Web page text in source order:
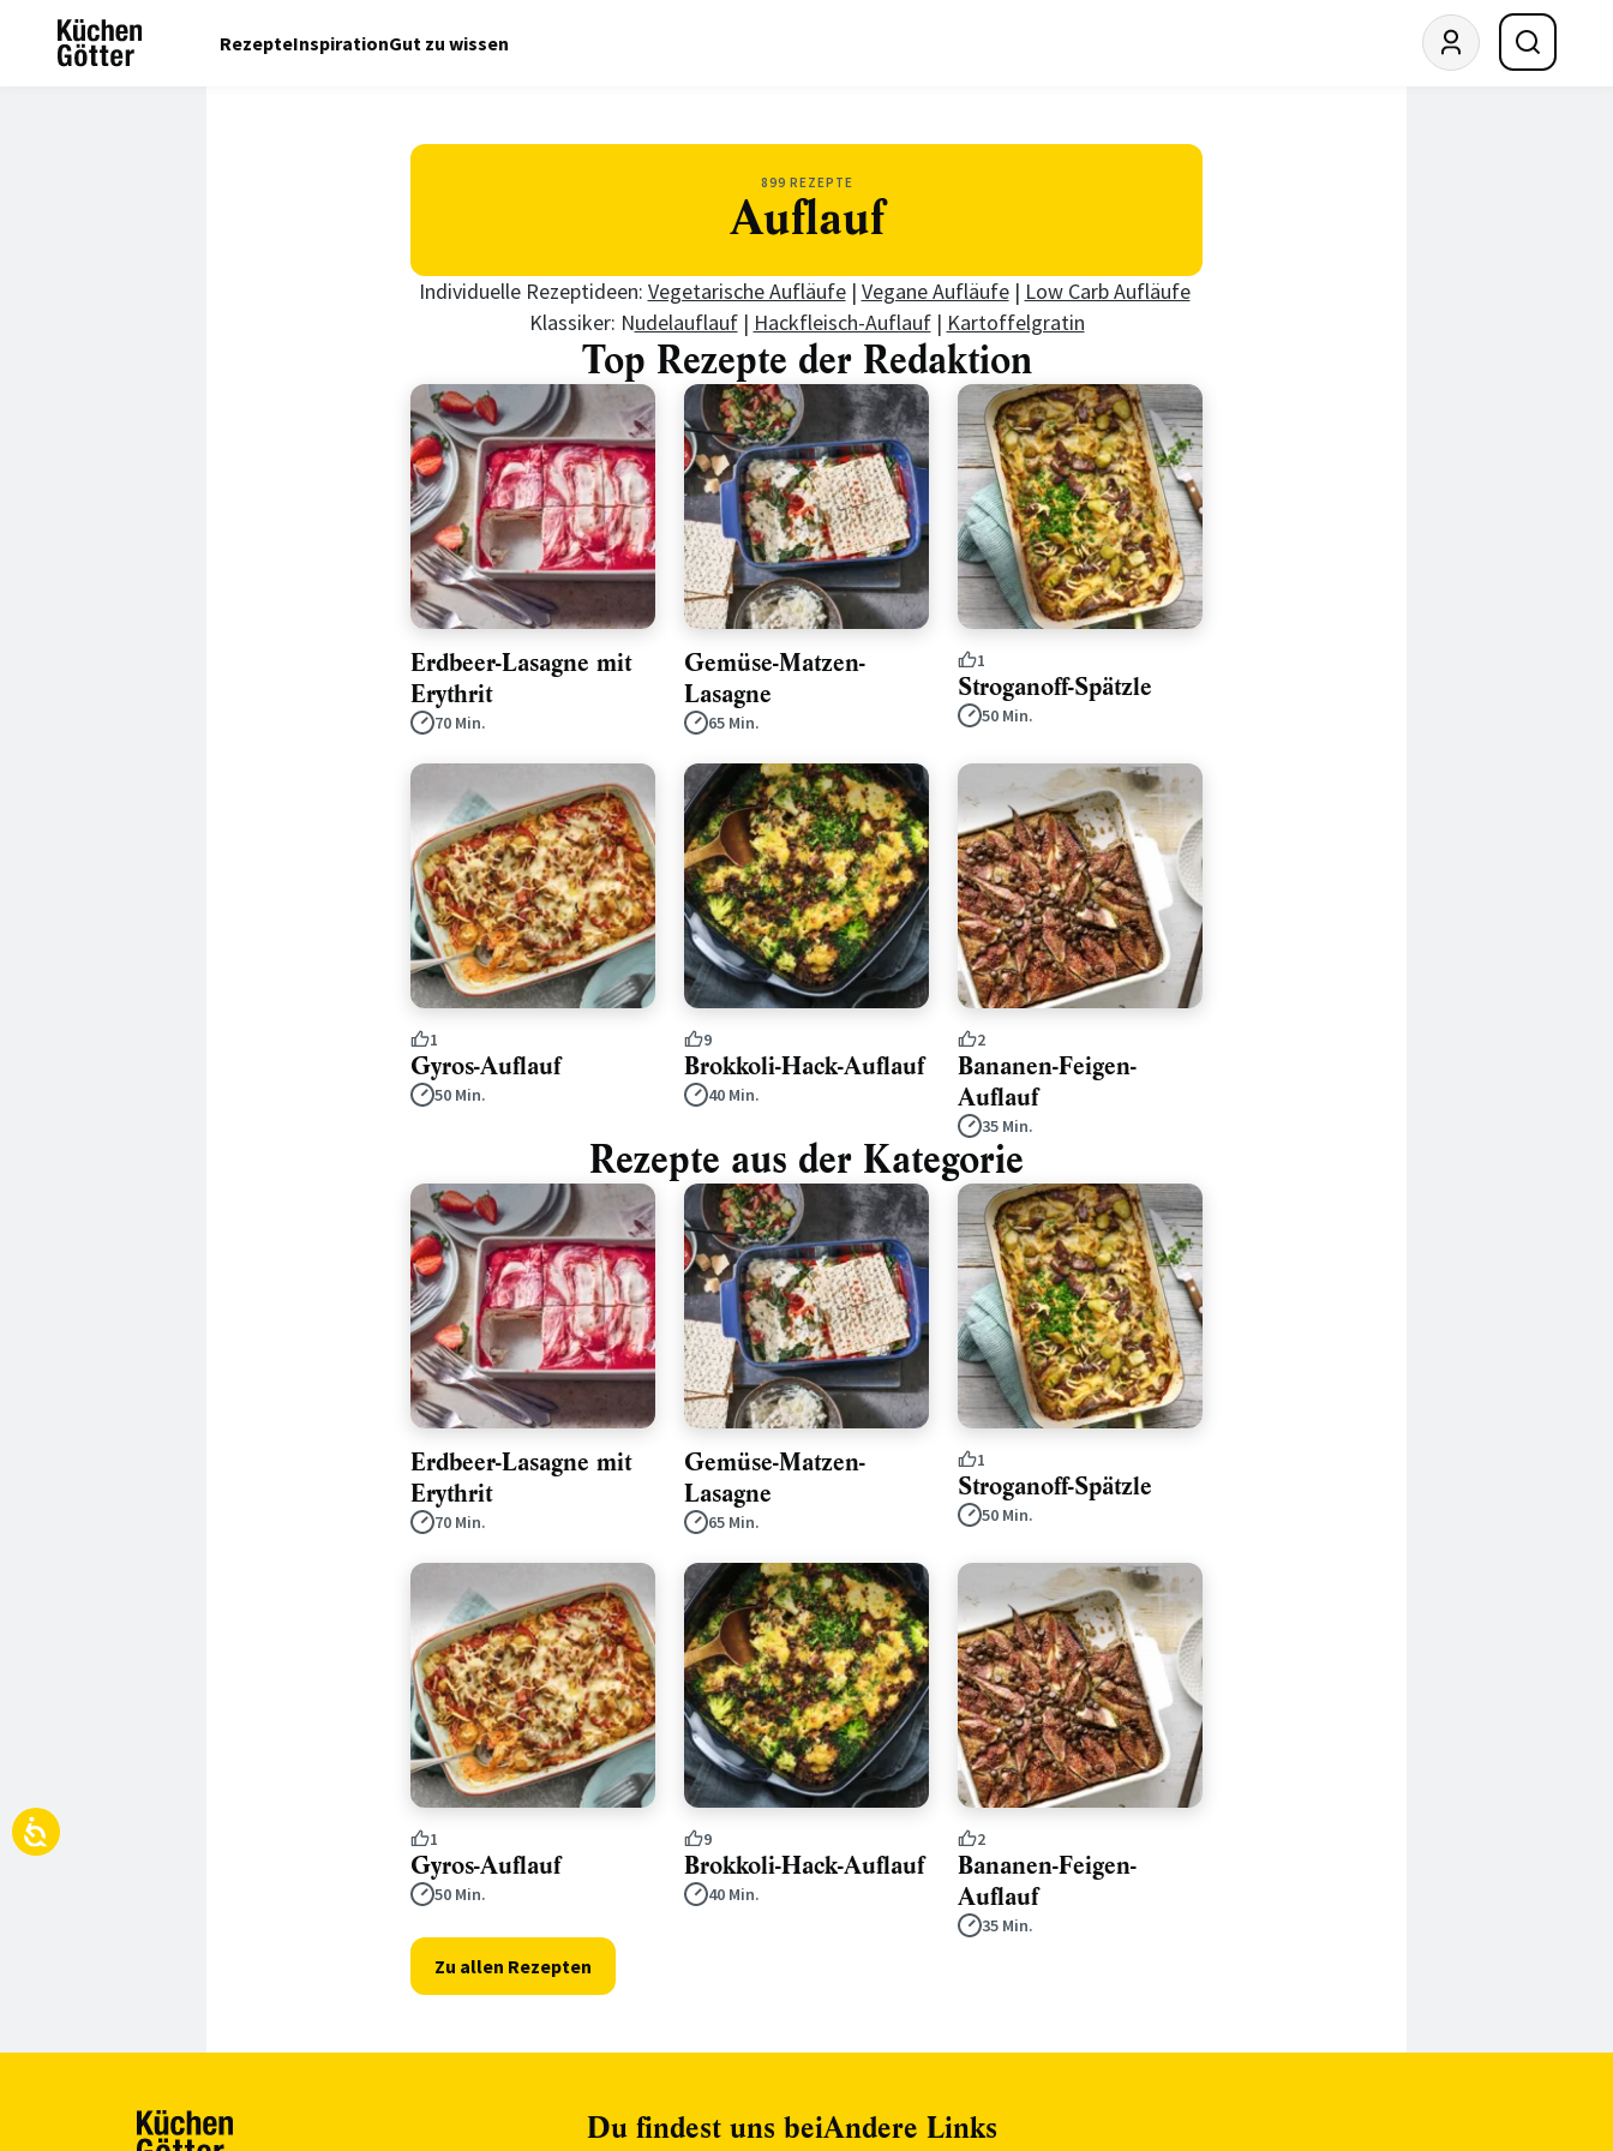
RezepteInspirationGut zu wissen
899 REZEPTE
Auflauf
Individuelle Rezeptideen: Vegetarische Aufläufe| Vegane Aufläufe| Low Carb Aufläufe
Klassiker: Nudelauflauf| Hackfleisch-Auflauf| Kartoffelgratin
Top Rezepte der Redaktion
Erdbeer-Lasagne mit
Erythrit
70 Min.
Gemüse-Matzen-
Lasagne
65 Min.
1
Stroganoff-Spätzle
50 Min.
1
Gyros-Auflauf
50 Min.
9
Brokkoli-Hack-Auflauf
40 Min.
2
Bananen-Feigen-
Auflauf
35 Min.
Rezepte aus der Kategorie
Erdbeer-Lasagne mit
Erythrit
70 Min.
Gemüse-Matzen-
Lasagne
65 Min.
1
Stroganoff-Spätzle
50 Min.
1
Gyros-Auflauf
50 Min.
9
Brokkoli-Hack-Auflauf
40 Min.
2
Bananen-Feigen-
Auflauf
35 Min.
Zu allen Rezepten
Du findest uns beiAndere Links